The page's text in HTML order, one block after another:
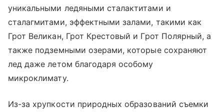
уникальными ледяными сталактитами и
сталагмитами, эффектными залами, такими как
Грот Великан, Грот Крестовый и Грот Полярный, а
также подземными озерами, которые сохраняют
лед даже летом благодаря особому
микроклимату.
Из-за хрупкости природных образований съемки